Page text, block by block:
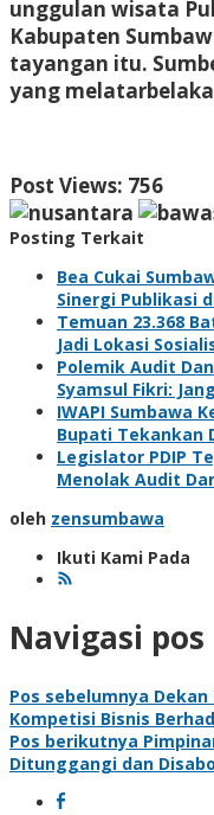
unggulan wisata
Kabupaten
tayangan itu.
yang
Post Views: 756
Posting Terkait
Bea Cukai
Sinergi Publikasi
Temuan 23.368
Jadi Lokasi
Polemik Audit
Syamsul Fikri:
IWAPI Sumbawa
Bupati Tekankan
Legislator PDIP
Menolak Audit
oleh zensumbawa
Ikuti Kami Pada
Navigasi pos
Pos sebelumnya Dekan
Kompetisi Bisnis
Pos berikutnya
Ditunggangi dan